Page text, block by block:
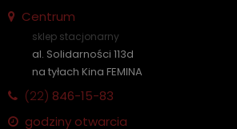
Centrum
sklep stacjonarny
al. Solidarności 113d
na tyłach Kina FEMINA
(22) 846-15-83
godziny otwarcia